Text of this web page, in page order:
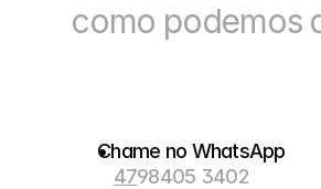
como podemos
Chame no WhatsApp
4798405 3402